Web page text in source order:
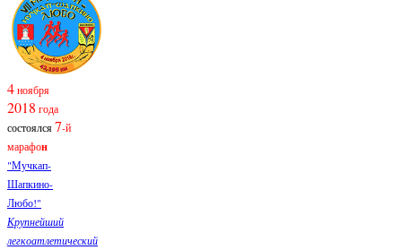
4ноября
2018 года
состоялся7-й
марафон
"Мучкап-
Шапкино-
Любо!"
Крупнейший
легкоатлетический